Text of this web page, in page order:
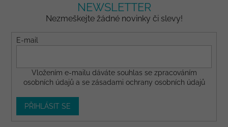
NEWSLETTER
Nezmeškejte žádné novinky či slevy!
E-mail
Vložením e-mailu dáváte souhlas se zpracováním
osobních údajů a se zásadami ochrany osobních údajů
PŘIHLÁSIT SE